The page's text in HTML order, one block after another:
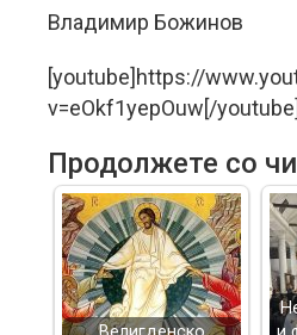
Владимир Божинов
[youtube]https://
v=eOkf1yepOuw[/youtube]
Продолжете со